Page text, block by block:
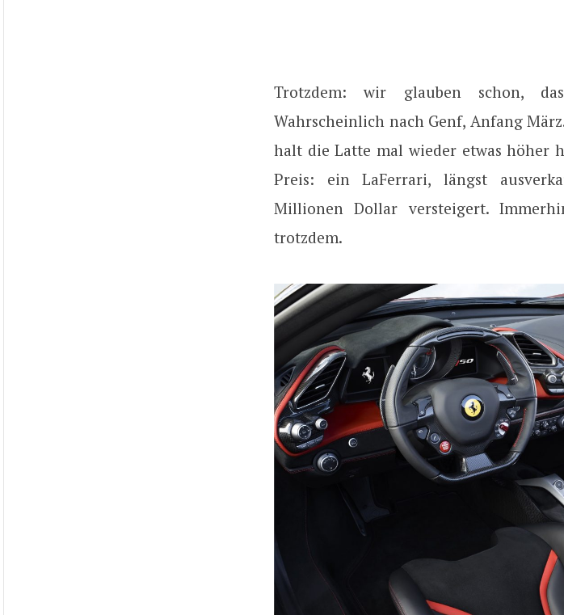
Trotzdem: wir glauben schon,
Wahrscheinlich nach Genf, Anfang
halt die Latte mal wieder etwas höher
Preis: ein LaFerrari, längst
Millionen Dollar versteigert.
trotzdem.